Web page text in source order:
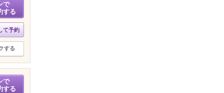
で
する
て予約
する
で
する